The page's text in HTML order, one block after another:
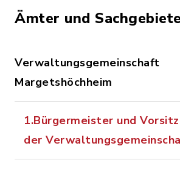
Ämter und Sachgebiete
Verwaltungsgemeinschaft
Margetshöchheim
1.Bürgermeister und
der